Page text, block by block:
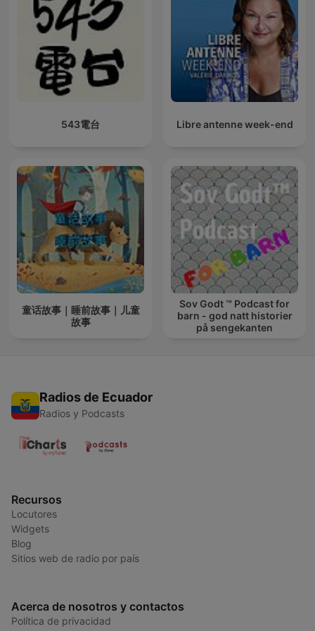
543電台 Libre antenne week-end
童话故事｜睡前故事｜儿童
故事
Sov Godt ™ Podcast for
barn - god natt historier
på sengekanten
Radios de Ecuador
Radios y Podcasts
Recursos
Locutores
Widgets
Blog
Sitios web de radio por país
Acerca de nosotros y contactos
Política de privacidad